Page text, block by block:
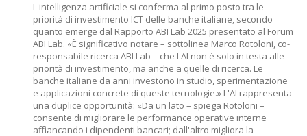
L'intelligenza artificiale si conferma al primo posto tra le
priorità di investimento ICT delle banche italiane, secondo
quanto emerge dal Rapporto ABI Lab 2025 presentato al Forum
ABI Lab. «È significativo notare – sottolinea Marco Rotoloni, co-
responsabile ricerca ABI Lab – che l'AI non è solo in testa alle
priorità di investimento, ma anche a quelle di ricerca. Le
banche italiane da anni investono in studio, sperimentazione
e applicazioni concrete di queste tecnologie.» L'AI rappresenta
una duplice opportunità: «Da un lato – spiega Rotoloni –
consente di migliorare le performance operative interne
affiancando i dipendenti bancari; dall'altro migliora la